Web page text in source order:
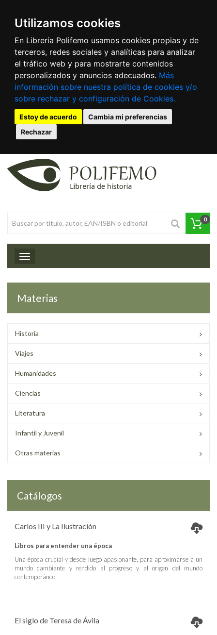
Utilizamos cookies
En Librería Polifemo usamos cookies propias y de
terceros, redes sociales y analíticas para analizar
el tráfico web y para mostrarte contenidos
personalizados y anuncios adecuados. Más
información sobre nuestra política de cookies y/o
sobre rechazar y configuración de Cookies.
Estoy de acuerdo
Cambia mi preferencias
Rechazar
0
Toggle navigation
Materias
Historia
Viajes
Humanidades
Ciencias
Literatura
Infantil y Juvenil
Otras materias
Catálogos
Carlos III y La Ilustración
Libros para entender una época
Una época crucial y desde luego apasionante, para aproximarse a un
mundo cambiante y rendido al progreso y al origen del mundo
contemporáneo.
El siglo de Teresa de Ávila